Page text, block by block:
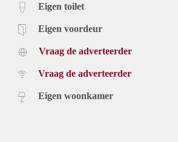
Eigen toilet
Eigen voordeur
Vraag de adverteerder
Vraag de adverteerder
Eigen woonkamer